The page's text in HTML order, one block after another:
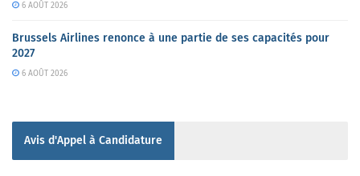
6 AOÛT 2026
Brussels Airlines renonce à une partie de ses capacités pour
2027
6 AOÛT 2026
Avis d'Appel à Candidature